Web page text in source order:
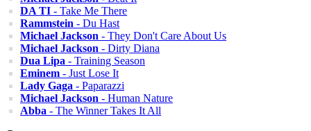
DA TI - Take Me There
Rammstein - Du Hast
Michael Jackson - They Don't Care About Us
Michael Jackson - Dirty Diana
Dua Lipa - Training Season
Eminem - Just Lose It
Lady Gaga - Paparazzi
Michael Jackson - Human Nature
Abba - The Winner Takes It All